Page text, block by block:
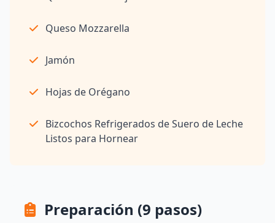
Queso Mozzarella
Jamón
Hojas de Orégano
Bizcochos Refrigerados de Suero de Leche
Listos para Hornear
Preparación (9 pasos)